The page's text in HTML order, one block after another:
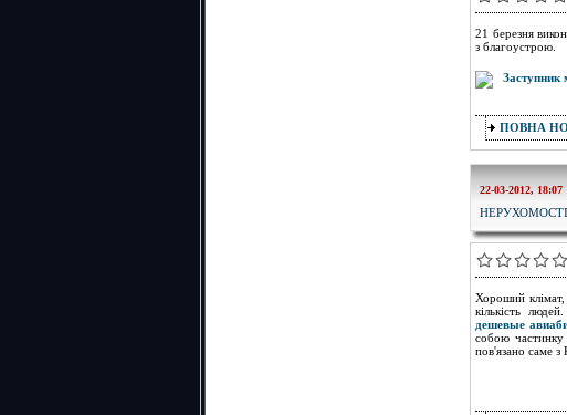
21 березня
з благоустрою.
ПОВНА
22-03-2012, 18:07
НЕРУХОМОСТІ
Хороший клімат,
кількість
дешевые
собою
пов'язано саме з